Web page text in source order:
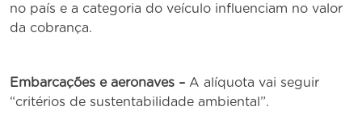
no país e a categoria do veículo influenciam no valor
da cobrança.
Embarcações e aeronaves – A alíquota vai seguir
“critérios de sustentabilidade ambiental”.